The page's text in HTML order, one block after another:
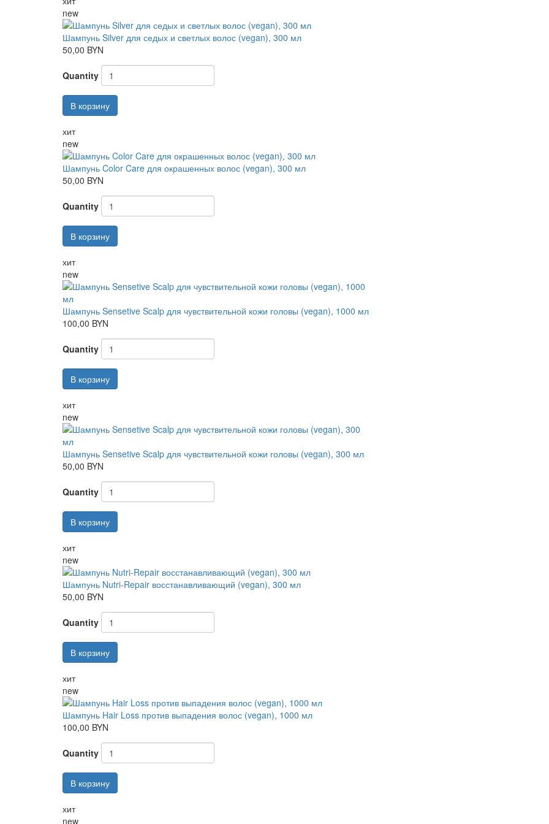
new
Шампунь Silver для седых и светлых волос (vegan), 300 мл
50,00 BYN
Quantity
В корзину
хит
new
Шампунь Color Care для окрашенных волос (vegan), 300 мл
50,00 BYN
Quantity
В корзину
хит
new
Шампунь Sensetive Scalp для чувствительной кожи головы (vegan), 1000 мл
100,00 BYN
Quantity
В корзину
хит
new
Шампунь Sensetive Scalp для чувствительной кожи головы (vegan), 300 мл
50,00 BYN
Quantity
В корзину
хит
new
Шампунь Nutri-Repair восстанавливающий (vegan), 300 мл
50,00 BYN
Quantity
В корзину
хит
new
Шампунь Hair Loss против выпадения волос (vegan), 1000 мл
100,00 BYN
Quantity
В корзину
хит
new